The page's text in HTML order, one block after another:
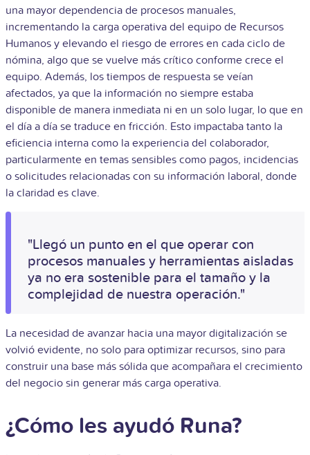
una mayor dependencia de procesos manuales,
incrementando la carga operativa del equipo de Recursos
Humanos y elevando el riesgo de errores en cada ciclo de
nómina, algo que se vuelve más crítico conforme crece el
equipo. Además, los tiempos de respuesta se veían
afectados, ya que la información no siempre estaba
disponible de manera inmediata ni en un solo lugar, lo que en
el día a día se traduce en fricción. Esto impactaba tanto la
eficiencia interna como la experiencia del colaborador,
particularmente en temas sensibles como pagos, incidencias
o solicitudes relacionadas con su información laboral, donde
la claridad es clave.
"Llegó un punto en el que operar con
procesos manuales y herramientas aisladas
ya no era sostenible para el tamaño y la
complejidad de nuestra operación."
La necesidad de avanzar hacia una mayor digitalización se
volvió evidente, no solo para optimizar recursos, sino para
construir una base más sólida que acompañara el crecimiento
del negocio sin generar más carga operativa.
¿Cómo les ayudó Runa?